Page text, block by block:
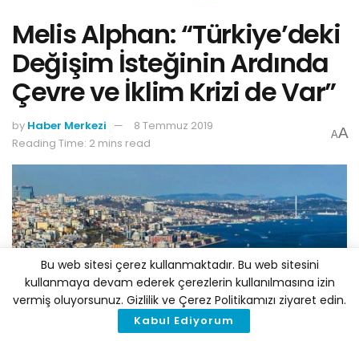
Melis Alphan: “Türkiye’deki
Değişim İsteğinin Ardında
Çevre ve İklim Krizi de Var”
by Haber Merkezi
8 Temmuz 2019
Reading Time: 2 mins read
AA
Bu web sitesi çerez kullanmaktadır. Bu web sitesini
kullanmaya devam ederek çerezlerin kullanılmasına izin
vermiş oluyorsunuz. Gizlilik ve Çerez Politikamızı ziyaret edin.
Kabul Ediyorum